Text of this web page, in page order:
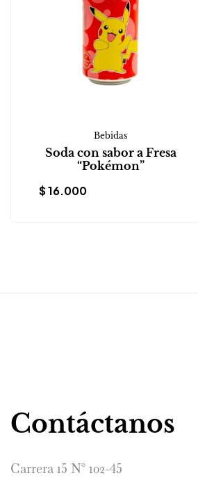
Bebidas
Soda con sabor a Fresa
“Pokémon”
$16.000
Contáctanos
Carrera 15 N° 102-45